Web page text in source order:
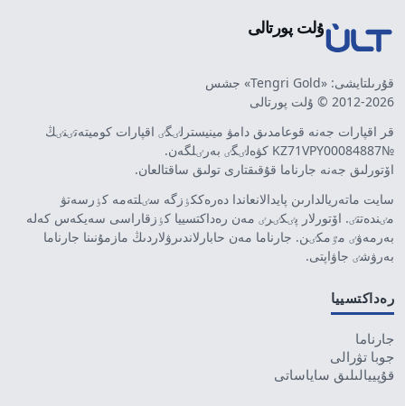
ۇلت پورتالى
قۇرىلتايشى: «Tengri Gold» جشس
2012-2026 © ۇلت پورتالى
قر اقپارات جەنە قوعامدىق دامۋ مينيسترلٸگٸ اقپارات كوميتەتٸنٸڭ
№KZ71VPY00084887 كۋەلٸگٸ بەرٸلگەن.
اۆتورلىق جەنە جارناما قۇقىقتارى تولىق ساقتالعان.
سايت ماتەريالدارىن پايدالانعاندا دەرەككٶزگە سٸلتەمە كٶرسەتۋ
مٸندەتتٸ. اۆتورلار پٸكٸرٸ مەن رەداكتسييا كٶزقاراسى سەيكەس كەلە
بەرمەۋٸ مٷمكٸن. جارناما مەن حابارلاندىرۋلاردىڭ مازمۇنىنا جارناما
بەرۋشٸ جاۋاپتى.
رەداكتسييا
جارناما
جوبا تۋرالى
قۇپييالىلىق ساياساتى